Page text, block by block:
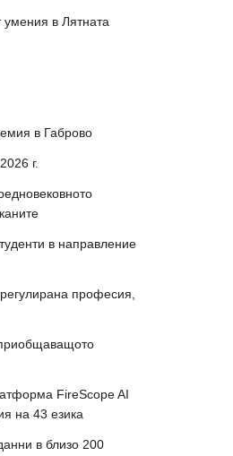
умения в Лятната
в Габрово
г.
в направление
професия,
FireScope AI
на 43 езика
в близо 200